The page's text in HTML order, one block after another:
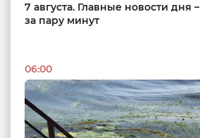
7 августа. Главные новости дня –
за пару минут
06:00